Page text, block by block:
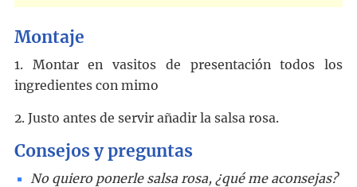
Montaje
1. Montar en vasitos de presentación todos los
ingredientes con mimo
2. Justo antes de servir añadir la salsa rosa.
Consejos y preguntas
No quiero ponerle salsa rosa, ¿qué me aconsejas?